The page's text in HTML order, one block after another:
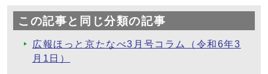
この記事と同じ分類の記事
広報ほっと京たなべ3月号コラム（令和6年3
月1日）